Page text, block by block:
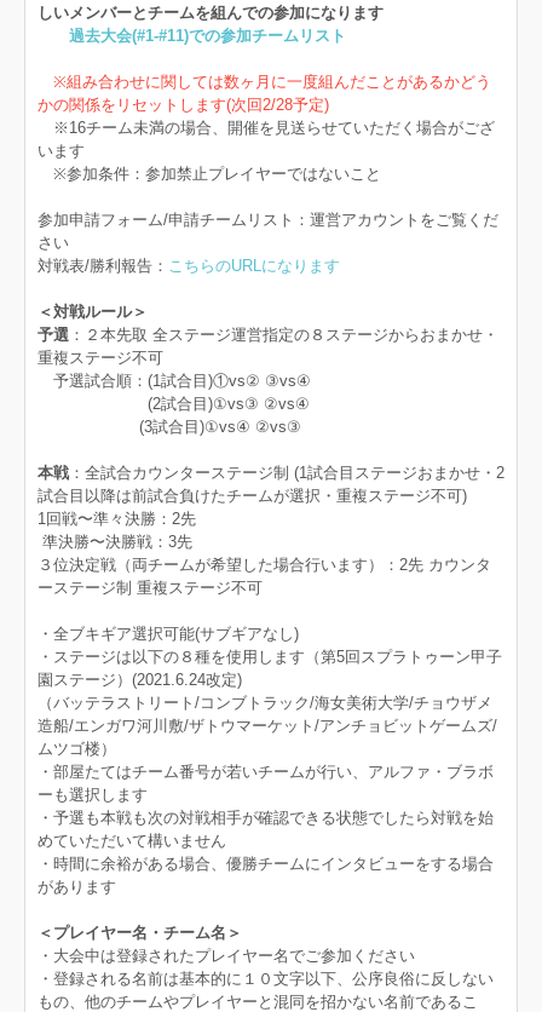
しいメンバーとチームを組んでの参加になります
過去大会(#1-#11)での参加チームリスト
※組み合わせに関しては数ヶ月に一度組んだことがあるかどう
かの関係をリセットします(次回2/28予定)
※16チーム未満の場合、開催を見送らせていただく場合がござ
います
※参加条件：参加禁止プレイヤーではないこと
参加申請フォーム/申請チームリスト：運営アカウントをご覧くだ
さい
対戦表/勝利報告： こちらのURLになります
＜対戦ルール＞
予選 ：２本先取 全ステージ運営指定の８ステージからおまかせ・
重複ステージ不可
予選試合順：(1試合目)①vs② ③vs④
(2試合目)①vs③ ②vs④
(3試合目)①vs④ ②vs③
本戦 ：全試合カウンターステージ制 (1試合目ステージおまかせ・2
試合目以降は前試合負けたチームが選択・重複ステージ不可)
1回戦〜準々決勝：2先
準決勝〜決勝戦：3先
３位決定戦（両チームが希望した場合行います）：2先 カウンタ
ーステージ制 重複ステージ不可
・全ブキギア選択可能(サブギアなし)
・ステージは以下の８種を使用します（第5回スプラトゥーン甲子
園ステージ）(2021.6.24改定)
（バッテラストリート/コンブトラック/海女美術大学/チョウザメ
造船/エンガワ河川敷/ザトウマーケット/アンチョビットゲームズ/
ムツゴ楼）
・部屋たてはチーム番号が若いチームが行い、アルファ・ブラボ
ーも選択します
・予選も本戦も次の対戦相手が確認できる状態でしたら対戦を始
めていただいて構いません
・時間に余裕がある場合、優勝チームにインタビューをする場合
があります
＜プレイヤー名・チーム名＞
・大会中は登録されたプレイヤー名でご参加ください
・登録される名前は基本的に１０文字以下、公序良俗に反しない
もの、他のチームやプレイヤーと混同を招かない名前であるこ